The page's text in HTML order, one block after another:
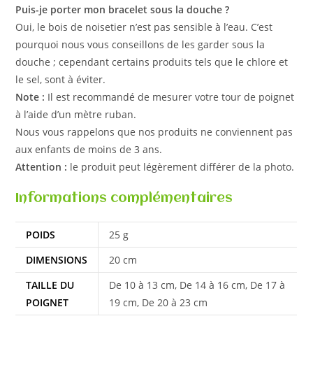
Puis-je porter mon bracelet sous la douche ?
Oui, le bois de noisetier n’est pas sensible à l’eau. C’est
pourquoi nous vous conseillons de les garder sous la
douche ; cependant certains produits tels que le chlore et
le sel, sont à éviter.
Note : Il est recommandé de mesurer votre tour de poignet
à l’aide d’un mètre ruban.
Nous vous rappelons que nos produits ne conviennent pas
aux enfants de moins de 3 ans.
Attention : le produit peut légèrement différer de la photo.
Informations complémentaires
POIDS
25 g
DIMENSIONS
20 cm
TAILLE DU
POIGNET
De 10 à 13 cm, De 14 à 16 cm, De 17 à
19 cm, De 20 à 23 cm